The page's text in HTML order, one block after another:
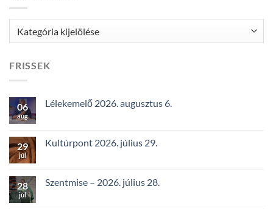
FRISSEK
06
aug
Lélekemelő 2026. augusztus 6.
29
júl
Kultúrpont 2026. július 29.
28
júl
Szentmise – 2026. július 28.